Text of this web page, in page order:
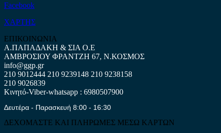
Facebook
ΧΑΡΤΗΣ
ΕΠΙΚΟΙΝΩΝΙΑ
Α.ΠΑΠΑΔΑΚΗ & ΣΙΑ Ο.Ε
ΑΜΒΡΟΣΙΟΥ ΦΡΑΝΤΖΗ 67, Ν.ΚΟΣΜΟΣ
info@ggp.gr
210 9012444 210 9239148 210 9238158
210 9026839
Κινητό-Viber-whatsapp : 6980507900
Δευτέρα - Παρασκευή 8:00 - 16:30
ΔΕΧΟΜΑΣΤΕ ΚΑΙ ΠΛΗΡΩΜΕΣ ΜΕΣΩ ΚΑΡΤΩΝ